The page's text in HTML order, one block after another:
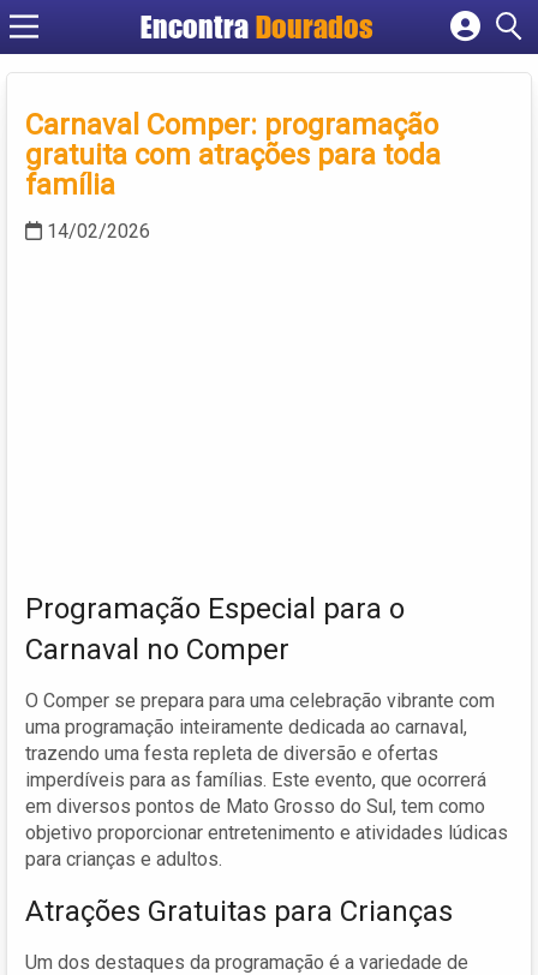
EncontraDourados
Cadastrar empresa
Criar conta
Carnaval Comper: programação
gratuita com atrações para toda
família
14/02/2026
Programação Especial para o
Carnaval no Comper
O Comper se prepara para uma celebração vibrante com
uma programação inteiramente dedicada ao carnaval,
trazendo uma festa repleta de diversão e ofertas
imperdíveis para as famílias. Este evento, que ocorrerá
em diversos pontos de Mato Grosso do Sul, tem como
objetivo proporcionar entretenimento e atividades lúdicas
para crianças e adultos.
Atrações Gratuitas para Crianças
Um dos destaques da programação é a variedade de